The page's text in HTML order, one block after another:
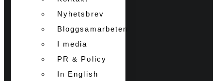
Nyhetsbrev
Bloggsamarbeten
I media
PR & Policy
In English